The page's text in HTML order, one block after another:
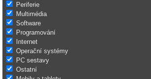
Periferie
Multimédia
Software
Programování
Internet
Operační systémy
PC sestavy
Ostatní